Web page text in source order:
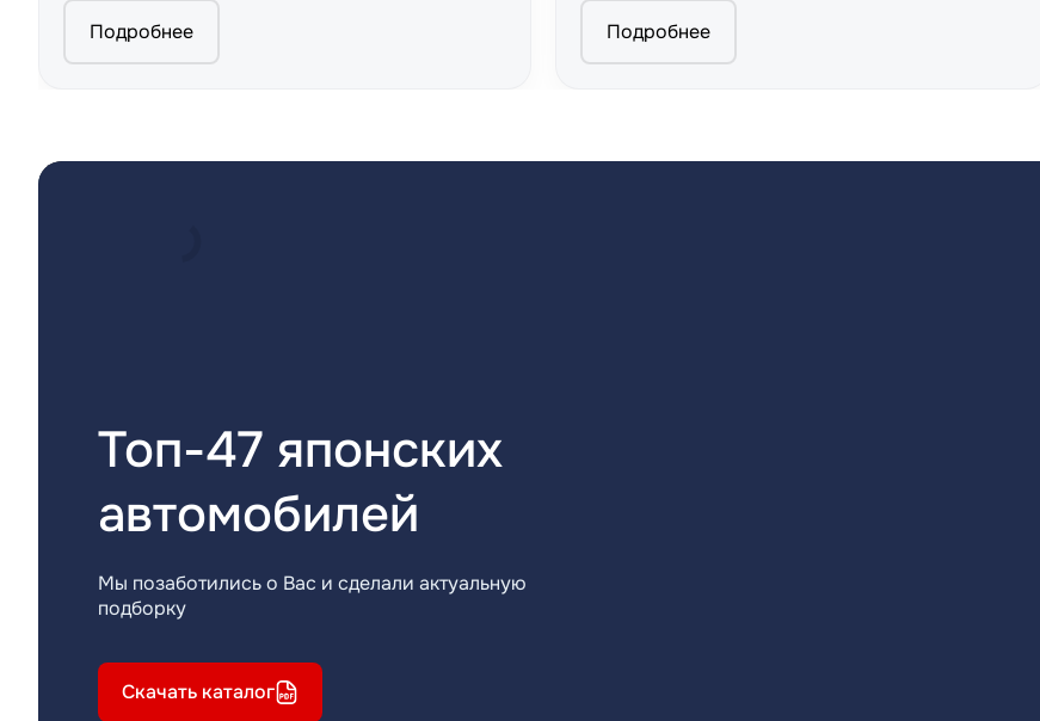
Подробнее Подробнее
Топ-47 японских
автомобилей
Мы позаботились о Вас и сделали актуальную
подборку
Скачать каталог